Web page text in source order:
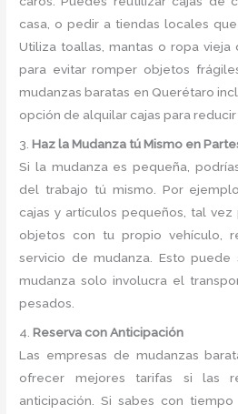
casa, o pedir a tiendas locales
Utiliza toallas, mantas o ropa
para evitar romper objetos
mudanzas baratas en Querétaro
opción de alquilar cajas para reducir
3.Haz la Mudanza tú Mismo en
Si la mudanza es pequeña,
del trabajo tú mismo. Por
cajas y artículos pequeños, tal
objetos con tu propio vehículo,
servicio de mudanza. Esto
mudanza solo involucra el
pesados.
4.Reserva con Anticipación
Las empresas de mudanzas
ofrecer mejores tarifas si las
anticipación. Si sabes con